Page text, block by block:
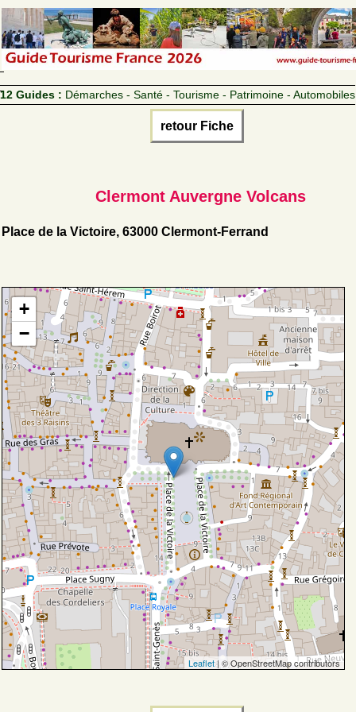
12 Guides : Démarches - Santé - Tourisme - Patrimoine - Automobiles
retour Fiche
Clermont Auvergne Volcans
Place de la Victoire, 63000 Clermont-Ferrand
+
−
Leaflet| © OpenStreetMap contributors